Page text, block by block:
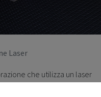
Laser
che utilizza un laser